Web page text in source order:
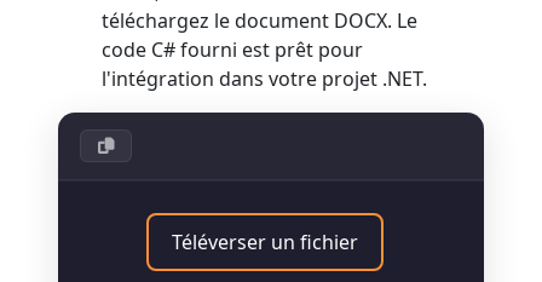
téléchargez le document DOCX. Le
code C# fourni est prêt pour
l'intégration dans votre projet .NET.
Téléverser un fichier